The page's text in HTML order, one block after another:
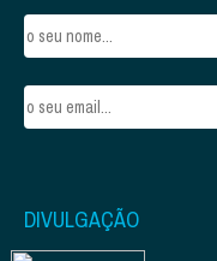
DIVULGAÇÃO